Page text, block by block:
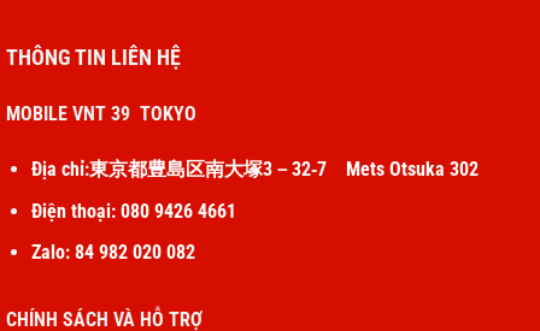
THÔNG TIN LIÊN HỆ
MOBILE VNT 39 TOKYO
Địa chỉ:東京都豊島区南大塚3－32‐7 Mets Otsuka 302
Điện thoại: 080 9426 4661
Zalo: 84 982 020 082
CHÍNH SÁCH VÀ HỖ TRỢ